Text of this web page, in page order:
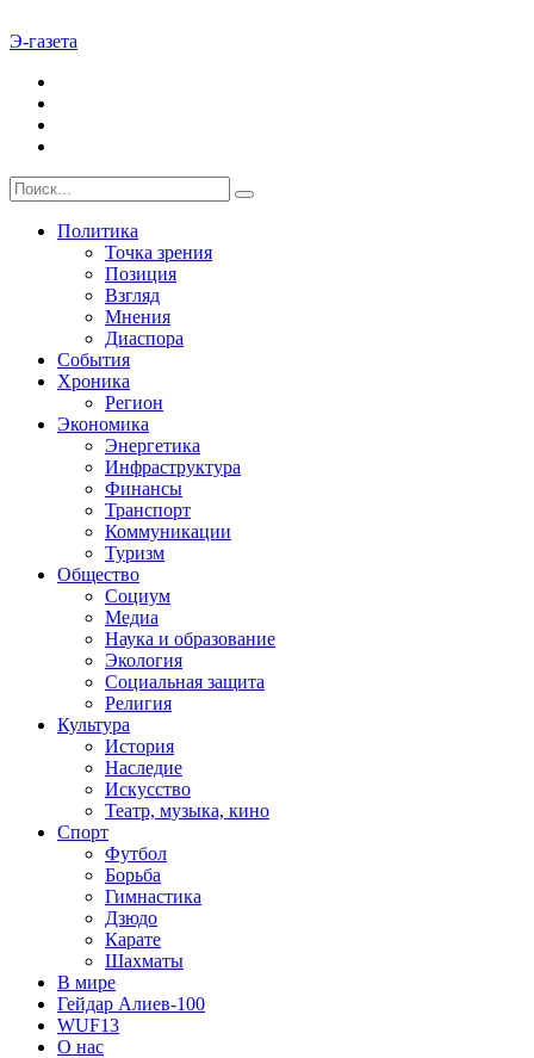
Э-газета
Политика
Точка зрения
Позиция
Взгляд
Мнения
Диаспора
События
Хроника
Регион
Экономика
Энергетика
Инфраструктура
Финансы
Транспорт
Коммуникации
Туризм
Общество
Социум
Медиа
Наука и образование
Экология
Социальная защита
Религия
Культура
История
Наследие
Искусство
Театр, музыка, кино
Спорт
Футбол
Борьба
Гимнастика
Дзюдо
Карате
Шахматы
В мире
Гейдар Алиев-100
WUF13
О нас